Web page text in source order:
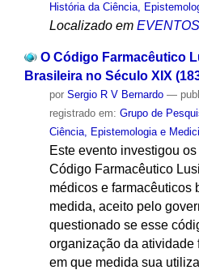
História da Ciência,
Localizado em EVENTOS
O Código Farmacêutico
Brasileira no Século XIX
por Sergio R V Bernardo —
registrado em: Grupo de
Ciência, Epistemologia e
Este evento investigou
Código Farmacêutico
médicos e farmacêuticos
medida, aceito pelo
questionado se esse
organização da atividade
em que medida sua